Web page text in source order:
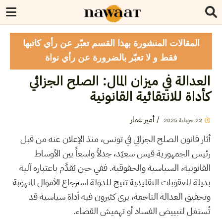
المقالات المنشورة بهذا القسم تعبّر عن رأي كاتبها
فقط و لا تعبّر بالضرورة عن رأي نواة
العدالة في ميزان المال: الصلح الجزائي
كأداة للانتقائية القانونية
22 جويلية 2025
/أمير عمار
أثار قانون الصلح الجزائي في تونس، منذ الإعلان عنه من قبل
رئيس الجمهورية قيس سعيّد، جدلاً واسعاً بين الأوساط
القانونية، السياسية والحقوقية. ففي حين يُقدَّم باعتباره آلية
بديلة للعقوبات التقليدية تتيح للدولة استرجاع الأموال المنهوبة
وتحقيق العدالة الناجعة، يرى كثيرون فيه أداة سياسية قد
تُستغل لتبييض الفساد أو تهميش القضاء.